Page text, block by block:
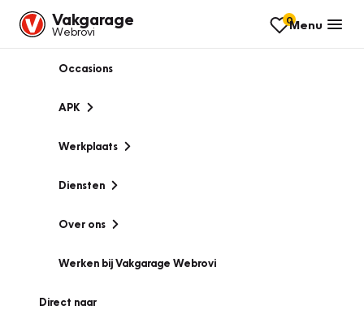
Vakgarage
Webrovi
0Menu
Occasions
APK
Werkplaats
Diensten
Over ons
Werken bij Vakgarage Webrovi
Direct naar